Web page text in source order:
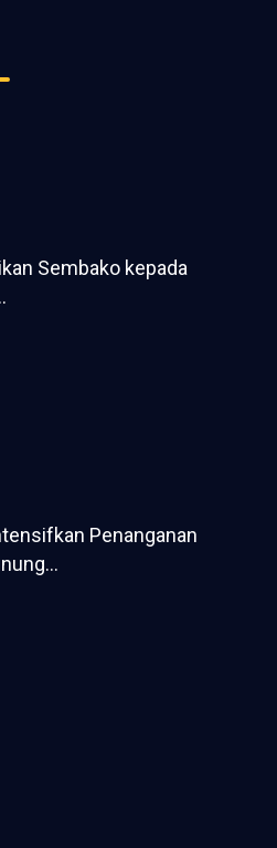
Sembako kepada
Penanganan